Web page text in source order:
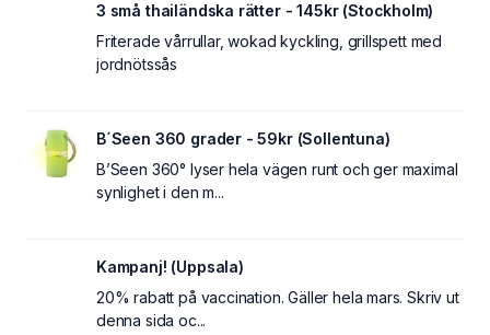
3 små thailändska rätter - 145kr (Stockholm)
Friterade vårrullar, wokad kyckling, grillspett med
jordnötssås
B´Seen 360 grader - 59kr (Sollentuna)
B’Seen 360° lyser hela vägen runt och ger maximal
synlighet i den m...
Kampanj! (Uppsala)
20% rabatt på vaccination. Gäller hela mars. Skriv ut
denna sida oc...